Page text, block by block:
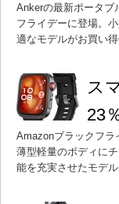
Ankerの最新ポータブ
フライデーに登場。
適なモデルがお買い得
ス
23
Amazonブラックフラ
薄型軽量のボディに
能を充実させたモデ